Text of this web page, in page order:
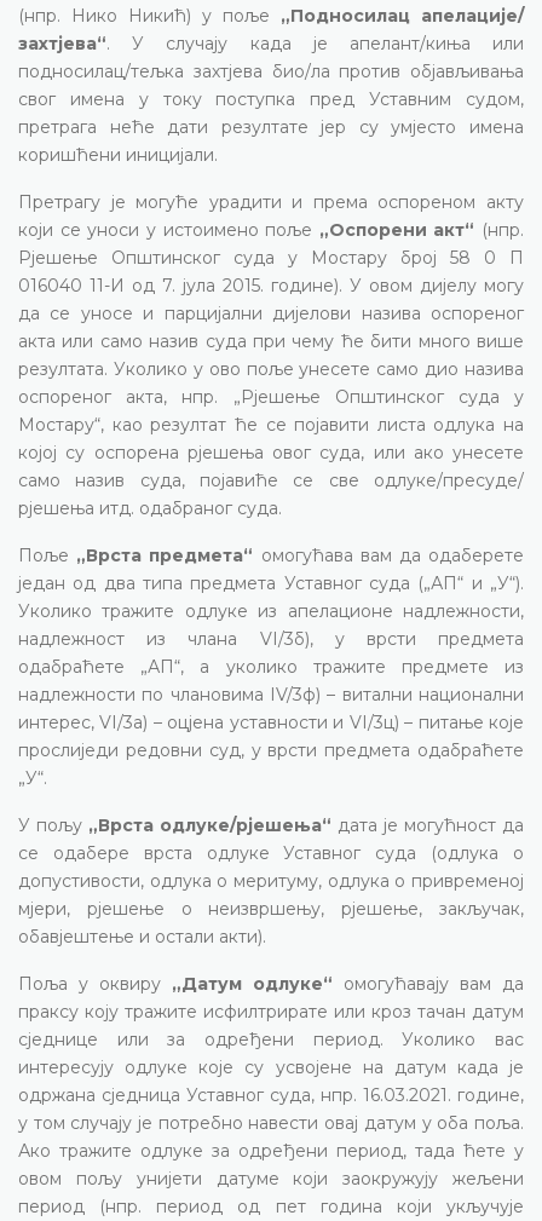
(нпр. Нико Никић) у поље „Подносилац апелације/
захтјева“. У случају када је апелант/киња или
подносилац/тељка захтјева био/ла против објављивања
свог имена у току поступка пред Уставним судом,
претрага неће дати резултате јер су умјесто имена
коришћени иницијали.
Претрагу је могуће урадити и према оспореном акту
који се уноси у истоимено поље „Оспорени акт“ (нпр.
Рјешење Општинског суда у Мостару број 58 0 П
016040 11-И од 7. јула 2015. године). У овом дијелу могу
да се уносе и парцијални дијелови назива оспореног
акта или само назив суда при чему ће бити много више
резултата. Уколико у ово поље унесете само дио назива
оспореног акта, нпр. „Рјешење Општинског суда у
Мостару“, као резултат ће се појавити листа одлука на
којој су оспорена рјешења овог суда, или ако унесете
само назив суда, појавиће се све одлуке/пресуде/
рјешења итд. одабраног суда.
Поље „Врста предмета“ омогућава вам да одаберете
један од два типа предмета Уставног суда („АП“ и „У“).
Уколико тражите одлуке из апелационе надлежности,
надлежност из члана VI/3б), у врсти предмета
одабраћете „АП“, а уколико тражите предмете из
надлежности по члановима IV/3ф) – витални национални
интерес, VI/3а) – оцјена уставности и VI/3ц) – питање које
прослиједи редовни суд, у врсти предмета одабраћете
„У“.
У пољу „Врста одлуке/рјешења“ дата је могућност да
се одабере врста одлуке Уставног суда (одлука о
допустивости, одлука о меритуму, одлука о привременој
мјери, рјешење о неизвршењу, рјешење, закључак,
обавјештење и остали акти).
Поља у оквиру „Датум одлуке“ омогућавају вам да
праксу коју тражите исфилтрирате или кроз тачан датум
сједнице или за одређени период. Уколико вас
интересују одлуке које су усвојене на датум када је
одржана сједница Уставног суда, нпр. 16.03.2021. године,
у том случају је потребно навести овај датум у оба поља.
Ако тражите одлуке за одређени период, тада ћете у
овом пољу унијети датуме који заокружују жељени
период (нпр. период од пет година који укључује